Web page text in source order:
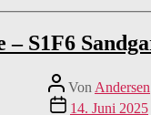
– S1F6
Beitragsautor
Von Andersen
14. Juni 2025